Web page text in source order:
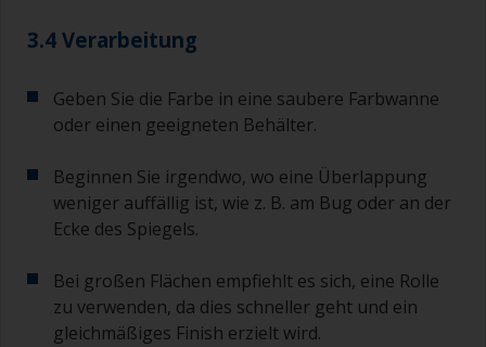
3.4 Verarbeitung
Geben Sie die Farbe in eine saubere Farbwanne
oder einen geeigneten Behälter.
Beginnen Sie irgendwo, wo eine Überlappung
weniger auffällig ist, wie z. B. am Bug oder an der
Ecke des Spiegels.
Bei großen Flächen empfiehlt es sich, eine Rolle
zu verwenden, da dies schneller geht und ein
gleichmäßiges Finish erzielt wird.